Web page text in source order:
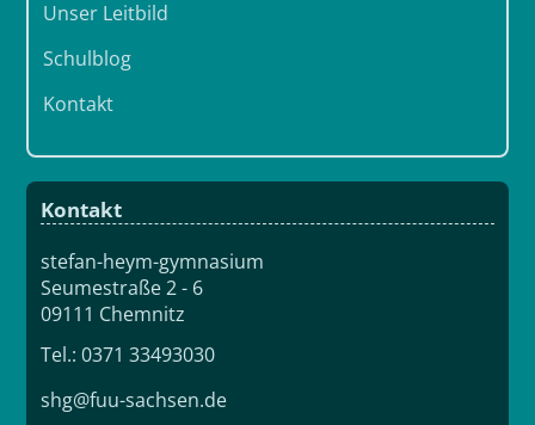
Unser Leitbild
Schulblog
Kontakt
Kontakt
stefan-heym-gymnasium
Seumestraße 2 - 6
09111 Chemnitz
Tel.: 0371 33493030
shg@fuu-sachsen.de